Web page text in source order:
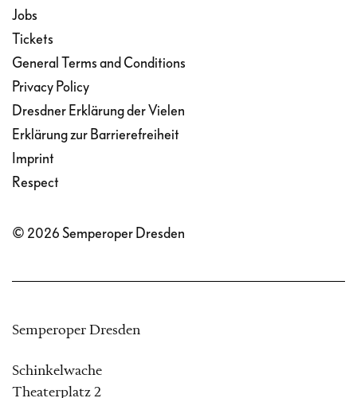
Jobs
Tickets
General Terms and Conditions
Privacy Policy
Dresdner Erklärung der Vielen
Erklärung zur Barrierefreiheit
Imprint
Respect
© 2026 Semperoper Dresden
Semperoper Dresden
Schinkelwache
Theaterplatz 2